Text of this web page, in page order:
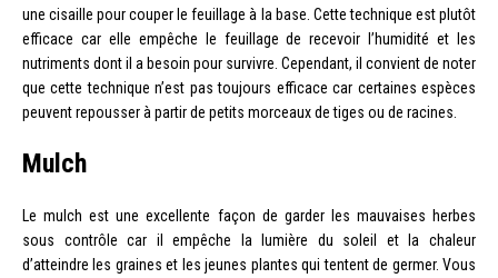
une cisaille pour couper le feuillage à la base. Cette technique est plutôt
efficace car elle empêche le feuillage de recevoir l’humidité et les
nutriments dont il a besoin pour survivre. Cependant, il convient de noter
que cette technique n’est pas toujours efficace car certaines espèces
peuvent repousser à partir de petits morceaux de tiges ou de racines.
Mulch
Le mulch est une excellente façon de garder les mauvaises herbes
sous contrôle car il empêche la lumière du soleil et la chaleur
d’atteindre les graines et les jeunes plantes qui tentent de germer. Vous